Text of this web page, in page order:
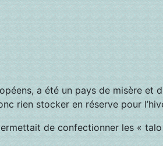
a été un pays de misère
rien stocker en réserve pour
de confectionner les «